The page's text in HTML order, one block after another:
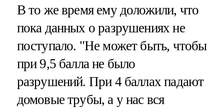
В то же время ему доложили, что
пока данных о разрушениях не
поступало. "Не может быть, чтобы
при 9,5 балла не было
разрушений. При 4 баллах падают
домовые трубы, а у нас вся